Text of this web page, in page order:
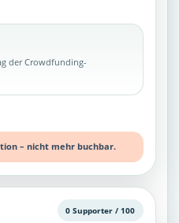
der Crowdfunding-
– nicht mehr buchbar.
0 Supporter / 100